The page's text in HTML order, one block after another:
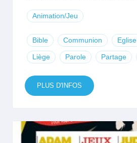
Animation/Jeu
Bible Communion Eglise
Liège Parole Partage
PLUS D'INFOS